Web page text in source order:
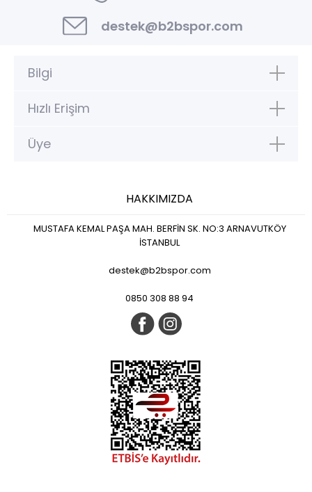
destek@b2bspor.com
Bilgi
Hızlı Erişim
Üye
HAKKIMIZDA
MUSTAFA KEMAL PAŞA MAH. BERFİN SK. NO:3 ARNAVUTKÖY
İSTANBUL
destek@b2bspor.com
0850 308 88 94